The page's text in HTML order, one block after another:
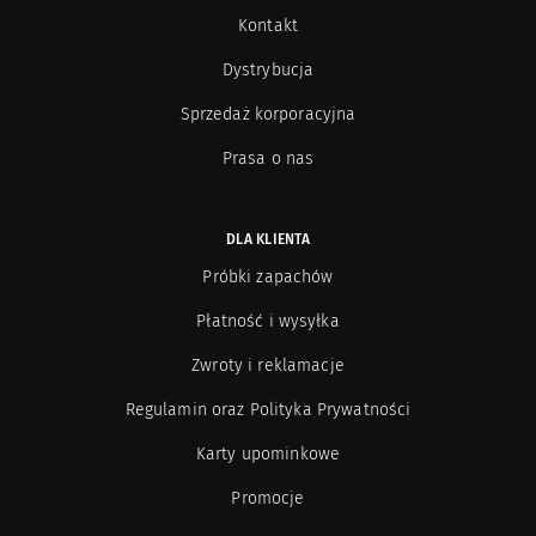
Kontakt
Dystrybucja
Sprzedaż korporacyjna
Prasa o nas
DLA KLIENTA
Próbki zapachów
Płatność i wysyłka
Zwroty i reklamacje
Regulamin oraz Polityka Prywatności
Karty upominkowe
Promocje